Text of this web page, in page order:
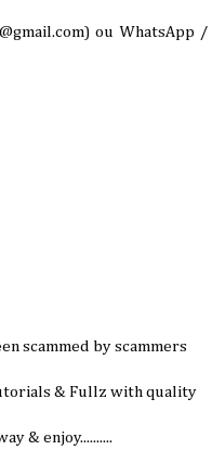
ou WhatsApp /
scammed by scammers
& Fullz with quality
& enjoy..........